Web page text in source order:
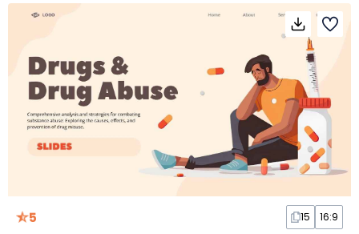
5 15 16:9